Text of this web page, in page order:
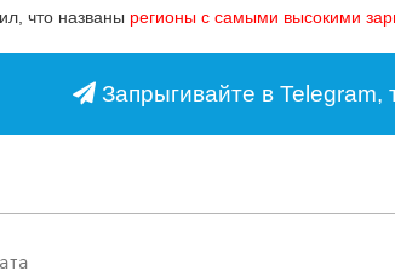
что названы регионы с самыми высокими
Запрыгивайте в Telegram,